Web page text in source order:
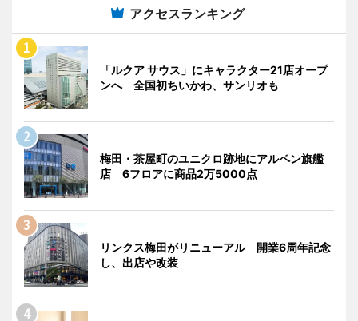
アクセスランキング
「ルクア サウス」にキャラクター21店オープ
ンへ 全国初ちいかわ、サンリオも
梅田・茶屋町のユニクロ跡地にアルペン旗艦
店 6フロアに商品2万5000点
リンクス梅田がリニューアル 開業6周年記念
し、出店や改装